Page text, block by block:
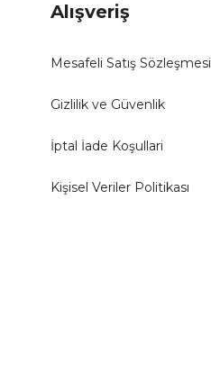
Alışveriş
Mesafeli Satış Sözleşmesi
Gizlilik ve Güvenlik
İptal İade Koşullari
Kişisel Veriler Politikası